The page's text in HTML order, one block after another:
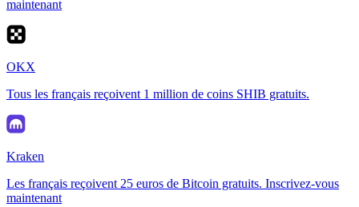
maintenant
OKX
Tous les français reçoivent 1 million de coins SHIB gratuits.
Kraken
Les français reçoivent 25 euros de Bitcoin gratuits. Inscrivez-vous
maintenant